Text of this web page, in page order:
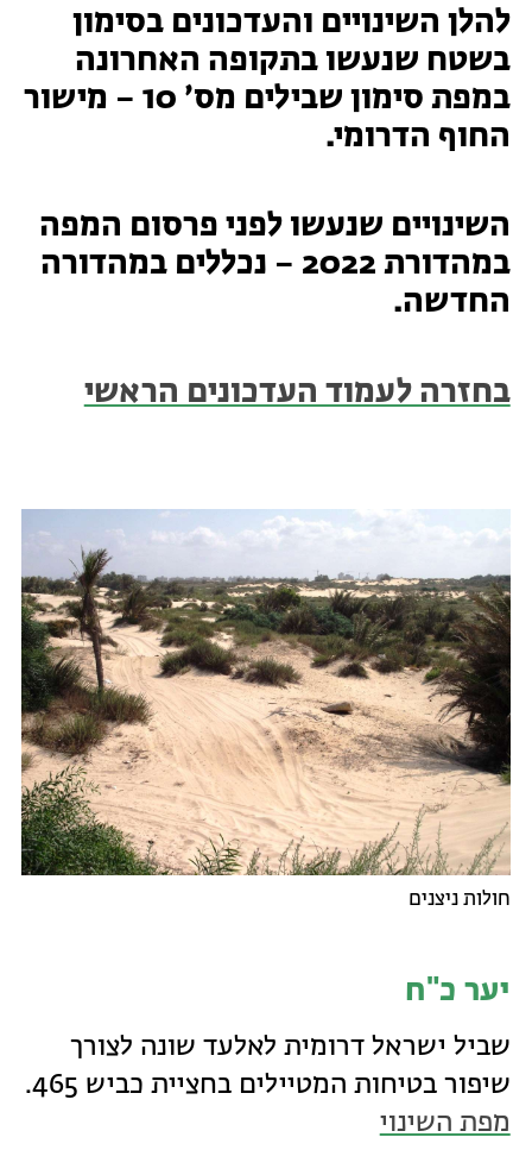
טיולים למבוגרים: ארץ אהבתי
מחנות קיץ
המגזין – כל מה שקורה בטבע
מחנות קיץ
ארץ אהבתי – קבוצות טיולים למבוגרים
להלן השינויים והעדכונים בסימון
בשטח שנעשו בתקופה האחרונה
במפת סימון שבילים מס׳ 10 – מישור
החוף הדרומי.
השינויים שנעשו לפני פרסום המפה
במהדורת 2022 – נכללים במהדורה
החדשה.
בחזרה לעמוד העדכונים הראשי
חולות ניצנים
יער כ"ח
שביל ישראל דרומית לאלעד שונה לצורך
שיפור בטיחות המטיילים בחציית כביש 465.
מפת השינוי